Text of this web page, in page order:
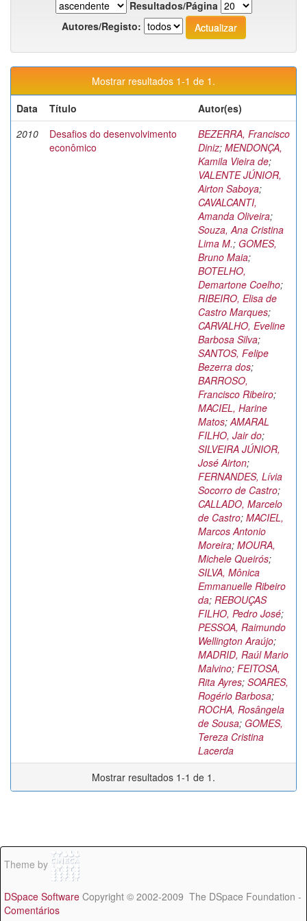
Resultados/Página
Autores/Registo:
Mostrar resultados 1-1 de 1.
Data
Título
Autor(es)
2010
Desafios do desenvolvimento
econômico
BEZERRA, Francisco
Diniz; MENDONÇA,
Kamila Vieira de;
VALENTE JÚNIOR,
Airton Saboya;
CAVALCANTI,
Amanda Oliveira;
Souza, Ana Cristina
Lima M.; GOMES,
Bruno Maia;
BOTELHO,
Demartone Coelho;
RIBEIRO, Elisa de
Castro Marques;
CARVALHO, Eveline
Barbosa Silva;
SANTOS, Felipe
Bezerra dos;
BARROSO,
Francisco Ribeiro;
MACIEL, Harine
Matos;AMARAL
FILHO, Jair do;
SILVEIRA JÚNIOR,
José Airton;
FERNANDES, Lívia
Socorro de Castro;
CALLADO, Marcelo
de Castro; MACIEL,
Marcos Antonio
Moreira; MOURA,
Michele Queirós;
SILVA, Mônica
Emmanuelle Ribeiro
da; REBOUÇAS
FILHO, Pedro José;
PESSOA, Raimundo
Wellington Araújo;
MADRID, Raúl Mario
Malvino; FEITOSA,
Rita Ayres; SOARES,
Rogério Barbosa;
ROCHA, Rosângela
de Sousa; GOMES,
Tereza Cristina
Lacerda
Mostrar resultados 1-1 de 1.
Theme by
DSpace Software Copyright © 2002-2009 The DSpace Foundation -
Comentários